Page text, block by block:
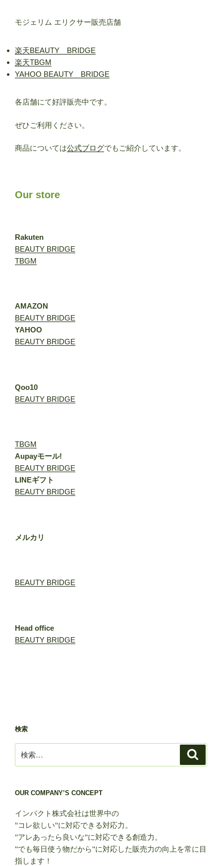
モジェリム エリクサー販売店舗
楽天BEAUTY BRIDGE
楽天TBGM
YAHOO BEAUTY BRIDGE
各店舗にて好評販売中です。
ぜひご利用ください。
商品については公式ブログでもご紹介しています。
Our store
Rakuten
BEAUTY BRIDGE
TBGM
AMAZON
BEAUTY BRIDGE
YAHOO
BEAUTY BRIDGE
Qoo10
BEAUTY BRIDGE
TBGM
Aupayモール!
BEAUTY BRIDGE
LINEギフト
BEAUTY BRIDGE
メルカリ
BEAUTY BRIDGE
Head office
BEAUTY BRIDGE
検索
索:
OUR COMPANY’S CONCEPT
インパクト株式会社は世界中の
‘‘コレ欲しい‘‘に対応できる対応力。
‘‘アレあったら良いな‘‘に対応できる創造力。
‘‘でも毎日使う物だから‘‘に対応した販売力の向上を常に目
指します！